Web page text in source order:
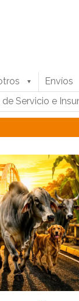
Envíos
de Servicio e